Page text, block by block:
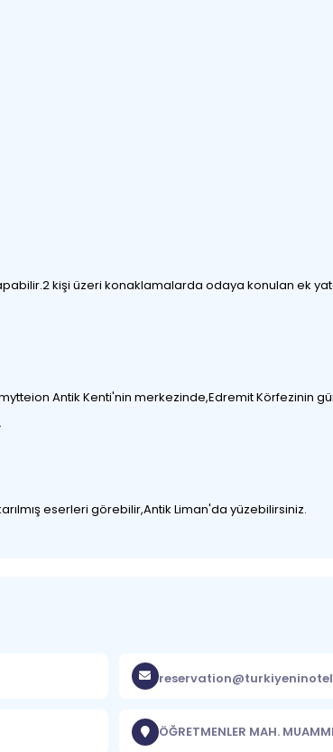
kişi üzeri konaklamalarda odaya konulan ek
Antik Kenti'nin merkezinde,Edremit Körfezinin
eserleri görebilir,Antik Liman'da yüzebilirsiniz.
ÖĞRETMENLER MAH.